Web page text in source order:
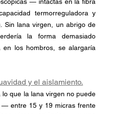
termorreguladora y
Sin lana virgen, un abrigo de
la forma demasiado
en los hombros, se alargaría
y el aislamiento.
lo que la lana virgen no puede
— entre 15 y 19 micras frente